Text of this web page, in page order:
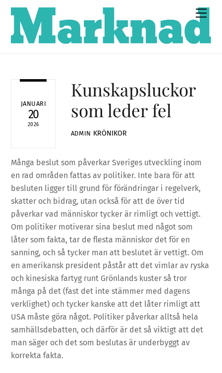
Skip
content
JANUARI
20
2026
Kunskapsluckor
som leder fel
ADMIN KRÖNIKOR
Många beslut som påverkar Sveriges utveckling inom
en rad områden fattas av politiker. Inte bara för att
besluten ligger till grund för förändringar i regelverk,
skatter och bidrag, utan också för att de över tid
påverkar vad människor tycker är rimligt och vettigt.
Om politiker motiverar sina beslut med något som
låter som fakta, tar de flesta människor det för en
sanning, och så tycker man att beslutet är vettigt. Om
en amerikansk president påstår att det vimlar av ryska
och kinesiska fartyg runt Grönlands kuster så tror
många på det (fast det inte stämmer med dagens
verklighet) och tycker kanske att det låter rimligt att
USA måste göra något. Politiker påverkar alltså hela
samhällsdebatten, och därför är det så viktigt att det
man säger och det som beslutas är underbyggt av
korrekta fakta.